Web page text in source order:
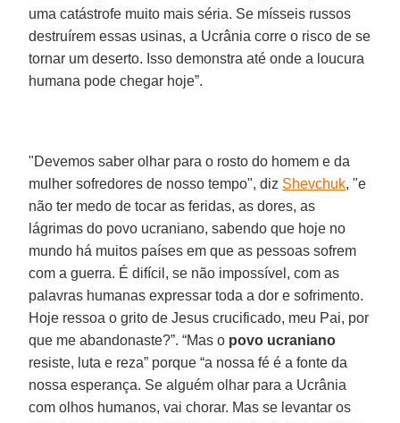
uma catástrofe muito mais séria. Se mísseis russos
destruírem essas usinas, a Ucrânia corre o risco de se
tornar um deserto. Isso demonstra até onde a loucura
humana pode chegar hoje”.
"Devemos saber olhar para o rosto do homem e da
mulher sofredores de nosso tempo", diz Shevchuk, "e
não ter medo de tocar as feridas, as dores, as
lágrimas do povo ucraniano, sabendo que hoje no
mundo há muitos países em que as pessoas sofrem
com a guerra. É difícil, se não impossível, com as
palavras humanas expressar toda a dor e sofrimento.
Hoje ressoa o grito de Jesus crucificado, meu Pai, por
que me abandonaste?”. “Mas o povo ucraniano
resiste, luta e reza” porque “a nossa fé é a fonte da
nossa esperança. Se alguém olhar para a Ucrânia
com olhos humanos, vai chorar. Mas se levantar os